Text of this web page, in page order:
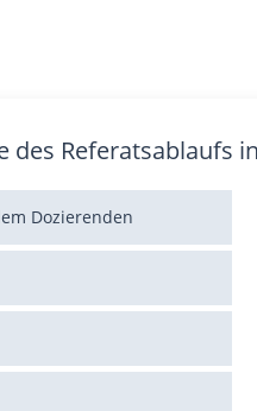
des Referatsablaufs
Dozierenden